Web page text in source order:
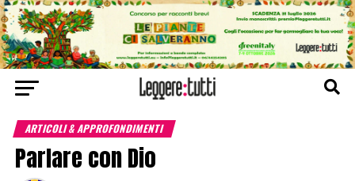
ARTICOLI & APPROFONDIMENTI
Parlare con Dio